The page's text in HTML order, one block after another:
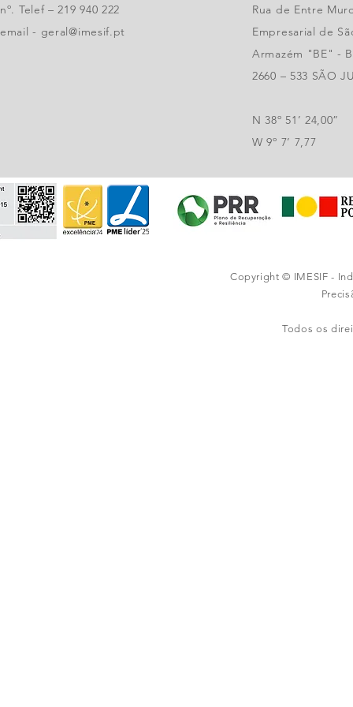
nº. Telef – 219 940 222
email - geral@imesif.pt
Rua de Entre
Empresarial de
Armazém "BE" -
2660 – 533 SÃO
N 38º 51’ 24,00”
W 9º 7’ 7,77
Copyright © IMESIF -
Todos os